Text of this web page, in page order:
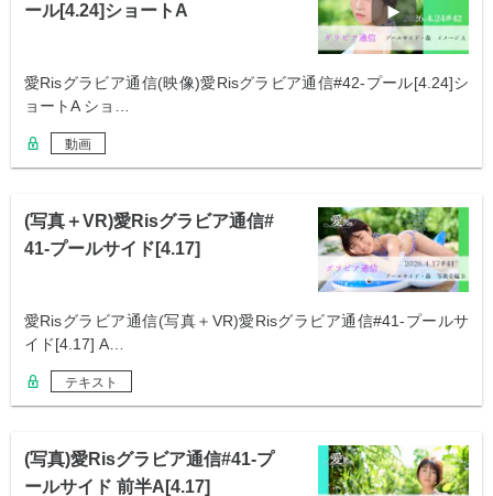
ール[4.24]ショートA
愛Risグラビア通信(映像)愛Risグラビア通信#42-プール[4.24]シ
ョートA ショ…
動画
(写真＋VR)愛Risグラビア通信#
41-プールサイド[4.17]
愛Risグラビア通信(写真＋VR)愛Risグラビア通信#41-プールサ
イド[4.17] A…
テキスト
(写真)愛Risグラビア通信#41-プ
ールサイド 前半A[4.17]